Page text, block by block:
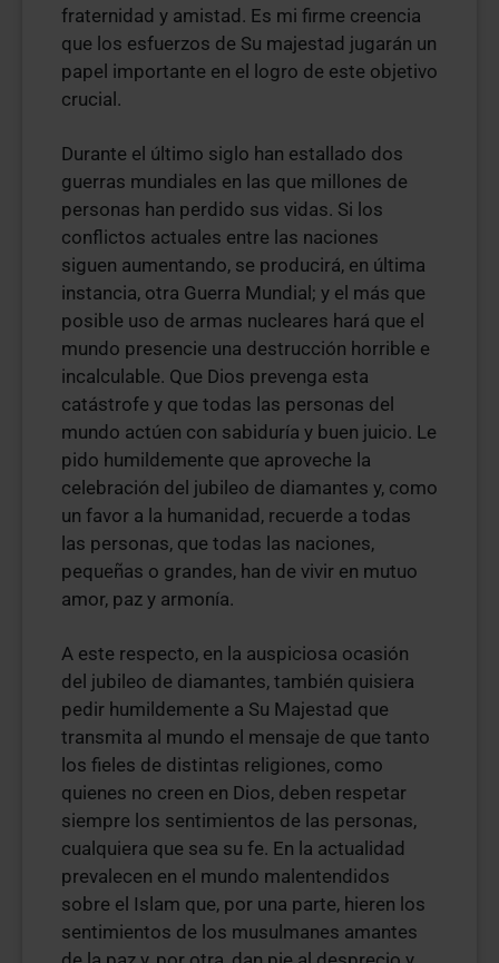
fraternidad y amistad. Es mi firme creencia
que los esfuerzos de Su majestad jugarán un
papel importante en el logro de este objetivo
crucial.
Durante el último siglo han estallado dos
guerras mundiales en las que millones de
personas han perdido sus vidas. Si los
conflictos actuales entre las naciones
siguen aumentando, se producirá, en última
instancia, otra Guerra Mundial; y el más que
posible uso de armas nucleares hará que el
mundo presencie una destrucción horrible e
incalculable. Que Dios prevenga esta
catástrofe y que todas las personas del
mundo actúen con sabiduría y buen juicio. Le
pido humildemente que aproveche la
celebración del jubileo de diamantes y, como
un favor a la humanidad, recuerde a todas
las personas, que todas las naciones,
pequeñas o grandes, han de vivir en mutuo
amor, paz y armonía.
A este respecto, en la auspiciosa ocasión
del jubileo de diamantes, también quisiera
pedir humildemente a Su Majestad que
transmita al mundo el mensaje de que tanto
los fieles de distintas religiones, como
quienes no creen en Dios, deben respetar
siempre los sentimientos de las personas,
cualquiera que sea su fe. En la actualidad
prevalecen en el mundo malentendidos
sobre el Islam que, por una parte, hieren los
sentimientos de los musulmanes amantes